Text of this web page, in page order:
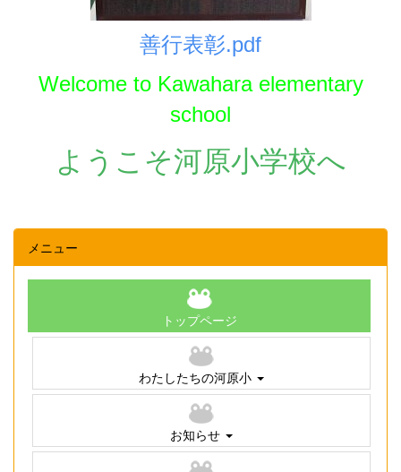
善行表彰.pdf
Welcome to Kawahara elementary
school
ようこそ河原小学校へ
メニュー
トップページ
わたしたちの河原小
お知らせ